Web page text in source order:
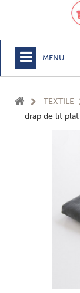
MENU
BUANDERIE - SDB
ACCESSOIRES
TEXTILE
drap de lit